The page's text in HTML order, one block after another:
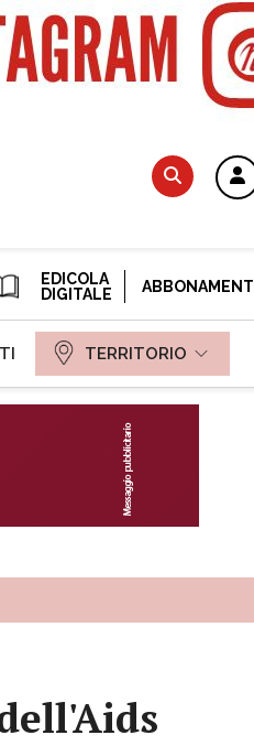
EDICOLA
DIGITALE
ABBONAMENTI
TERRITORIO